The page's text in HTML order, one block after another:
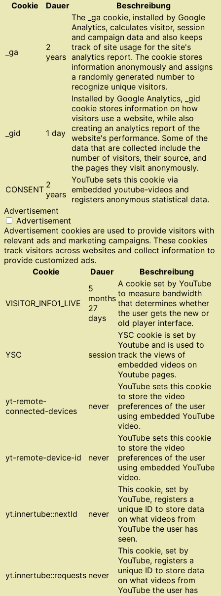
Cookie
Dauer Beschreibung
_ga
2
years
The _ga cookie, installed by Google
Analytics, calculates visitor, session
and campaign data and also keeps
track of site usage for the site's
analytics report. The cookie stores
information anonymously and assigns
a randomly generated number to
recognize unique visitors.
_gid 1 day
Installed by Google Analytics, _gid
cookie stores information on how
visitors use a website, while also
creating an analytics report of the
website's performance. Some of the
data that are collected include the
number of visitors, their source, and
the pages they visit anonymously.
CONSENT 2
years
YouTube sets this cookie via
embedded youtube-videos and
registers anonymous statistical data.
Advertisement
Advertisement
Advertisement cookies are used to provide visitors with
relevant ads and marketing campaigns. These cookies
track visitors across websites and collect information to
provide customized ads.
Cookie
Dauer Beschreibung
VISITOR_INFO1_LIVE
5
months
27
days
A cookie set by YouTube
to measure bandwidth
that determines whether
the user gets the new or
old player interface.
YSC session
YSC cookie is set by
Youtube and is used to
track the views of
embedded videos on
Youtube pages.
yt-remote-
connected-devices
never
YouTube sets this cookie
to store the video
preferences of the user
using embedded YouTube
video.
yt-remote-device-id never
YouTube sets this cookie
to store the video
preferences of the user
using embedded YouTube
video.
yt.innertube::nextId never
This cookie, set by
YouTube, registers a
unique ID to store data
on what videos from
YouTube the user has
seen.
yt.innertube::requests never
This cookie, set by
YouTube, registers a
unique ID to store data
on what videos from
YouTube the user has